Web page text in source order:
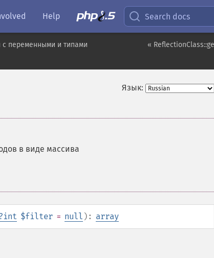
Help Search docs
«
переменными и типами
Язык:
в виде массива
int $filter = null ): array